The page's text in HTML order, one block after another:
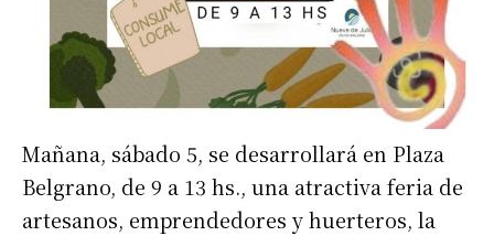
Mañana, sábado 5, se desarrollará en Plaza
Belgrano, de 9 a 13 hs., una atractiva feria de
artesanos, emprendedores y huerteros, la